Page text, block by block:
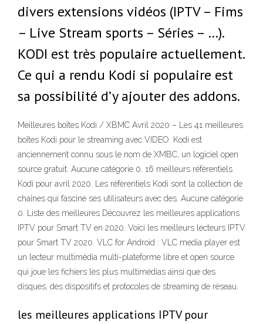
divers extensions vidéos (IPTV – Fims
– Live Stream sports – Séries – …).
KODI est très populaire actuellement.
Ce qui a rendu Kodi si populaire est
sa possibilité d’y ajouter des addons.
Meilleures boîtes Kodi / XBMC Avril 2020 – Les 41 meilleures
boîtes Kodi pour le streaming avec VIDEO. Kodi est
anciennement connu sous le nom de XMBC, un logiciel open
source gratuit. Aucune catégorie 0. 16 meilleurs référentiels
Kodi pour avril 2020. Les référentiels Kodi sont la collection de
chaînes qui fascine ses utilisateurs avec des. Aucune catégorie
0. Liste des meilleures Découvrez les meilleures applications
IPTV pour Smart TV en 2020. Voici les meilleurs lecteurs IPTV
pour Smart TV 2020. VLC for Android : VLC media player est
un lecteur multimédia multi-plateforme libre et open source
qui joue les fichiers les plus multimédias ainsi que des
disques, des dispositifs et protocoles de streaming de réseau.
les meilleures applications IPTV pour